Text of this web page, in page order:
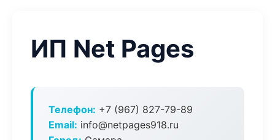
ИП Net Pages
Телефон: +7 (967) 827-79-89
Email: info@netpages918.ru